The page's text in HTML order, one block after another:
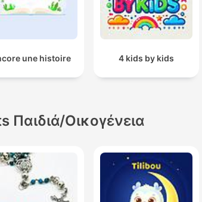
une histoire 4 kids by kids
Παιδιά/Οικογένεια